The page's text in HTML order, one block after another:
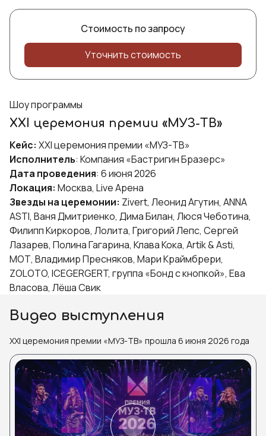
Стоимость по запросу
Уточнить стоимость
Шоу программы
XXI церемония премии «МУЗ-ТВ»
Кейс: XXI церемония премии «МУЗ-ТВ»
Исполнитель: Компания «Бастригин Бразерс»
Дата проведения: 6 июня 2026
Локация: Москва, Live Арена
Звезды на церемонии: Zivert, Леонид Агутин, ANNA
ASTI, Ваня Дмитриенко, Дима Билан, Люся Чеботина,
Филипп Киркоров, Лолита, Григорий Лепс, Сергей
Лазарев, Полина Гагарина, Клава Кока, Artik & Asti,
МОТ, Владимир Пресняков, Мари Краймбрери,
ZOLOTO, ICEGERGERT, группа «Бонд с кнопкой», Ева
Власова, Лёша Свик
Видео выступления
XXI церемония премии «МУЗ-ТВ» прошла 6 июня 2026 года